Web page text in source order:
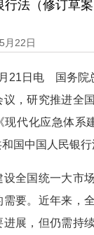
行法（修订草案
月22日
日电 国务院
，研究推进全
代化应急体系
国中国人民银行
国统一大市场
要。近年来，
展，但仍需持